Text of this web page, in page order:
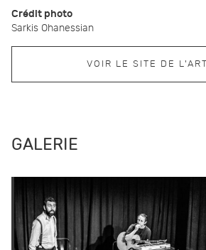
Crédit photo
Sarkis Ohanessian
VOIR LE SITE DE
GALERIE